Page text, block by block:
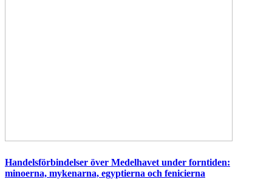
Handelsförbindelser över Medelhavet under forntiden:
minoerna, mykenarna, egyptierna och fenicierna